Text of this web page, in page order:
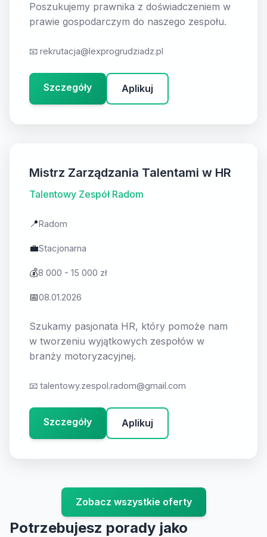
Poszukujemy prawnika z doświadczeniem w
prawie gospodarczym do naszego zespołu.
📧 rekrutacja@lexprogrudziadz.pl
Szczegóły Aplikuj
Mistrz Zarządzania Talentami w HR
Talentowy Zespół Radom
📍Radom
💼Stacjonarna
💰8 000 - 15 000 zł
📅08.01.2026
Szukamy pasjonata HR, który pomoże nam
w tworzeniu wyjątkowych zespołów w
branży motoryzacyjnej.
📧 talentowy.zespol.radom@gmail.com
Szczegóły Aplikuj
Zobacz wszystkie oferty
Potrzebujesz porady jako